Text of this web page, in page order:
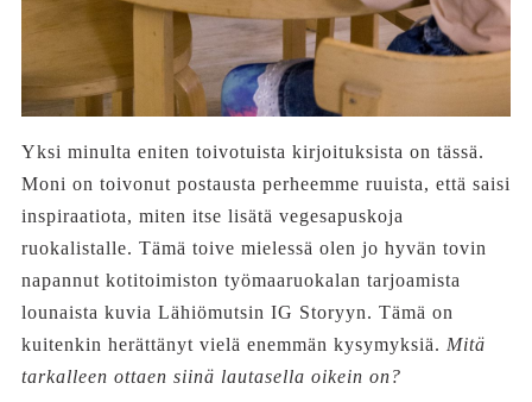
Yksi minulta eniten toivotuista kirjoituksista on tässä.
Moni on toivonut postausta perheemme ruuista, että saisi
inspiraatiota, miten itse lisätä vegesapuskoja
ruokalistalle. Tämä toive mielessä olen jo hyvän tovin
napannut kotitoimiston työmaaruokalan tarjoamista
lounaista kuvia Lähiömutsin IG Storyyn. Tämä on
kuitenkin herättänyt vielä enemmän kysymyksiä. Mitä
tarkalleen ottaen siinä lautasella oikein on?